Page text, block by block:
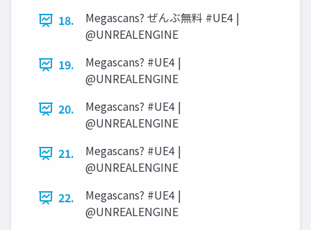
18.
Megascans? ぜんぶ無料 #UE4 |
@UNREALENGINE
19.
Megascans? #UE4 |
@UNREALENGINE
20.
Megascans? #UE4 |
@UNREALENGINE
21.
Megascans? #UE4 |
@UNREALENGINE
22.
Megascans? #UE4 |
@UNREALENGINE